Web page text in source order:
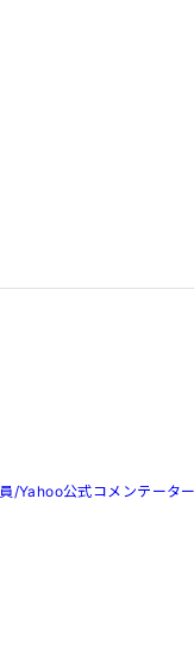
/Yahoo公式コメンテータ